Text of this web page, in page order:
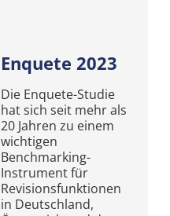
Enquete 2023
Die Enquete-Studie
hat sich seit mehr als
20 Jahren zu einem
wichtigen
Benchmarking-
Instrument für
Revisionsfunktionen
in Deutschland,